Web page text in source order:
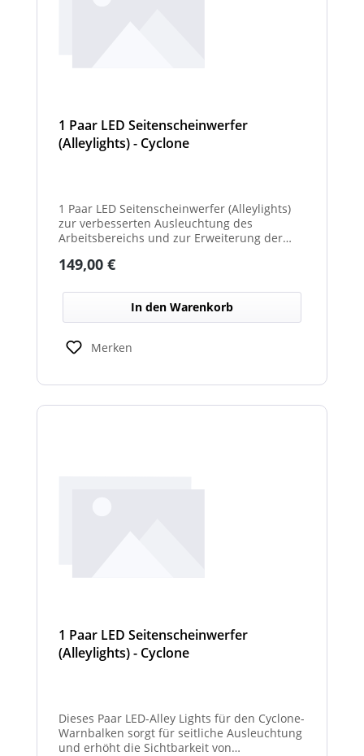
1 Paar LED Seitenscheinwerfer
(Alleylights) - Cyclone
1 Paar LED Seitenscheinwerfer (Alleylights)
zur verbesserten Ausleuchtung des
Arbeitsbereichs und zur Erweiterung der
Regulärer Preis:
149,00 €
In den Warenkorb
Merken
1 Paar LED Seitenscheinwerfer
(Alleylights) - Cyclone
Dieses Paar LED-Alley Lights für den Cyclone-
Warnbalken sorgt für seitliche Ausleuchtung
und erhöht die Sichtbarkeit von